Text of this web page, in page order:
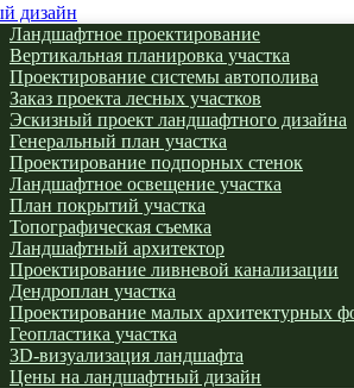
дизайн
Ландшафтное проектирование
Вертикальная планировка участка
Проектирование системы автополива
Заказ проекта лесных участков
Эскизный проект ландшафтного дизайна
Генеральный план участка
Проектирование подпорных стенок
Ландшафтное освещение участка
План покрытий участка
Топографическая съемка
Ландшафтный архитектор
Проектирование ливневой канализации
Дендроплан участка
Проектирование малых архитектурных
Геопластика участка
3D-визуализация ландшафта
Цены на ландшафтный дизайн